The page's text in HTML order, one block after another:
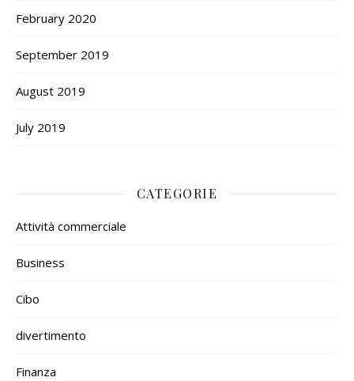
February 2020
September 2019
August 2019
July 2019
CATEGORIE
Attività commerciale
Business
Cibo
divertimento
Finanza